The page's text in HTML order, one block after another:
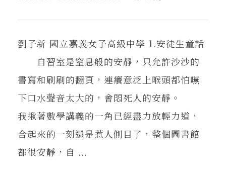
劉子新 國立嘉義女子高級中學 1.安徒生童話
自習室是窒息般的安靜，只允許沙沙的
書寫和刷刷的翻頁，連癢意泛上喉頭都怕嚥
下口水聲音太大的，會悶死人的安靜。
我揪著數學講義的一角已經盡力放輕力道，
合起來的一刻還是惹人側目了，整個圖書館
都很安靜，自 ...